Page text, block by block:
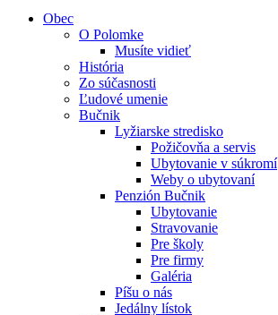
Obec
O Polomke
Musíte vidieť
História
Zo súčasnosti
Ľudové umenie
Bučnik
Lyžiarske stredisko
Požičovňa a servis
Ubytovanie v súkromí
Weby o ubytovaní
Penzión Bučnik
Ubytovanie
Stravovanie
Pre školy
Pre firmy
Galéria
Píšu o nás
Jedálny lístok